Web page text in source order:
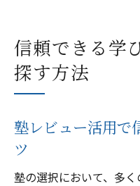
信頼できる学
探す方法
塾レビュー活用で
ツ
塾の選択において、多